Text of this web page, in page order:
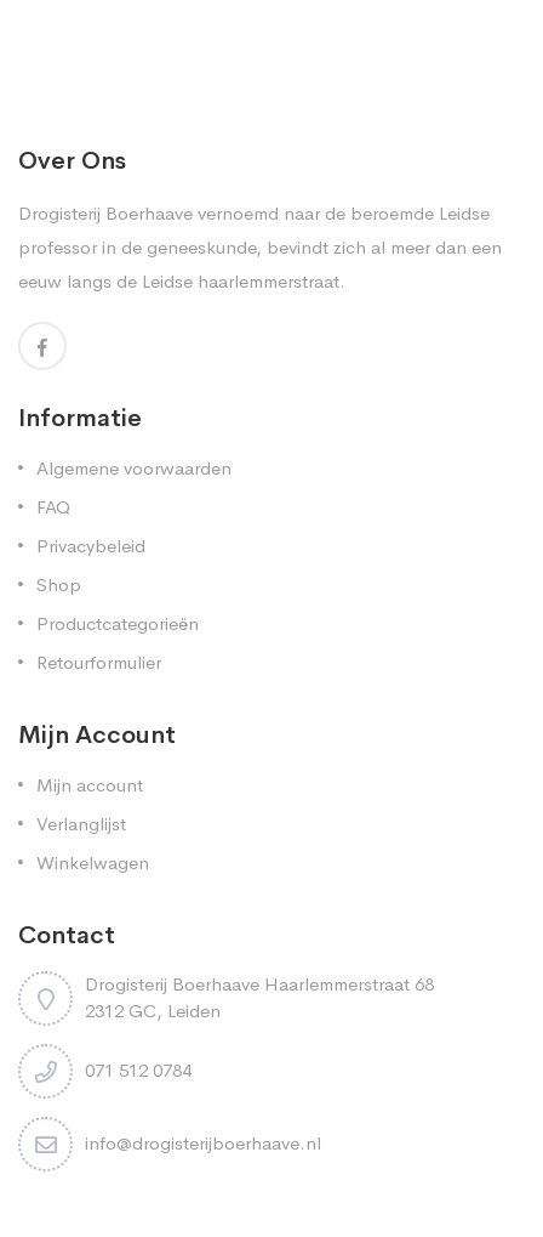
Over Ons
Drogisterij Boerhaave vernoemd naar de beroemde Leidse
professor in de geneeskunde, bevindt zich al meer dan een
eeuw langs de Leidse haarlemmerstraat.
Informatie
Algemene voorwaarden
FAQ
Privacybeleid
Shop
Productcategorieën
Retourformulier
Mijn Account
Mijn account
Verlanglijst
Winkelwagen
Contact
Drogisterij Boerhaave Haarlemmerstraat 68
2312 GC, Leiden
071 512 0784
info@drogisterijboerhaave.nl